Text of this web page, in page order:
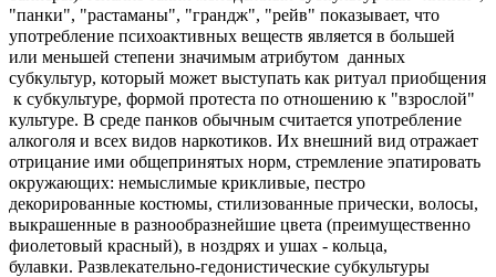
"панки", "растаманы", "грандж", "рейв" показывает, что
употребление психоактивных веществ является в большей
или меньшей степени значимым атрибутом данных
субкультур, который может выступать как ритуал приобщения
к субкультуре, формой протеста по отношению к "взрослой"
культуре. В среде панков обычным считается употребление
алкоголя и всех видов наркотиков. Их внешний вид отражает
отрицание ими общепринятых норм, стремление эпатировать
окружающих: немыслимые крикливые, пестро
декорированные костюмы, стилизованные прически, волосы,
выкрашенные в разнообразнейшие цвета (преимущественно
фиолетовый красный), в ноздрях и ушах - кольца,
булавки. Развлекательно-гедонистические субкультуры